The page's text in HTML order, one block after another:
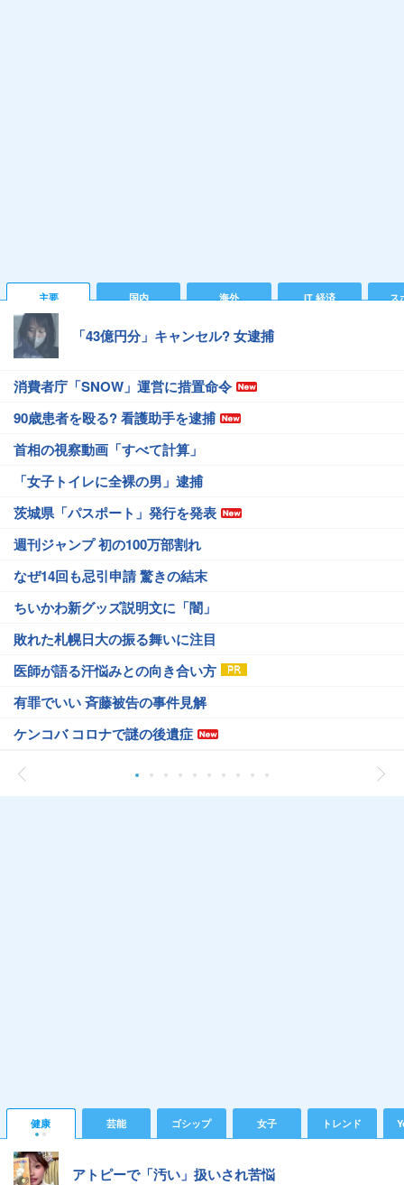
主要 国内 海外 IT 経済 ス
「43億円分」キャンセル? 女逮捕
消費者庁「SNOW」運営に措置命令
90歳患者を殴る? 看護助手を逮捕
首相の視察動画「すべて計算」
「女子トイレに全裸の男」逮捕
茨城県「パスポート」発行を発表
週刊ジャンプ 初の100万部割れ
なぜ14回も忌引申請 驚きの結末
ちいかわ新グッズ説明文に「闇」
敗れた札幌日大の振る舞いに注目
医師が語る汗悩みとの向き合い方
有罪でいい 斉藤被告の事件見解
ケンコバ コロナで謎の後遺症
健康 芸能 ゴシップ 女子 トレンド
アトピーで「汚い」扱いされ苦悩